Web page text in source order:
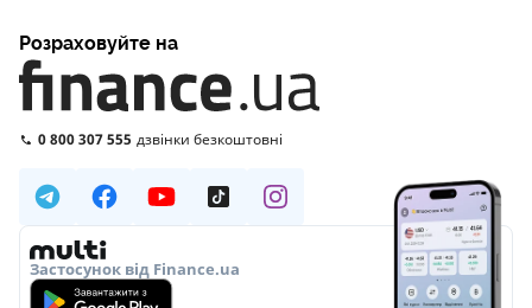
Розраховуйте на
0 800 307 555 дзвінки безкоштовні
Застосунок від Finance.ua